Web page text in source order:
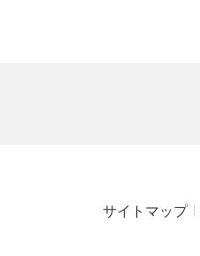
サイトマップ